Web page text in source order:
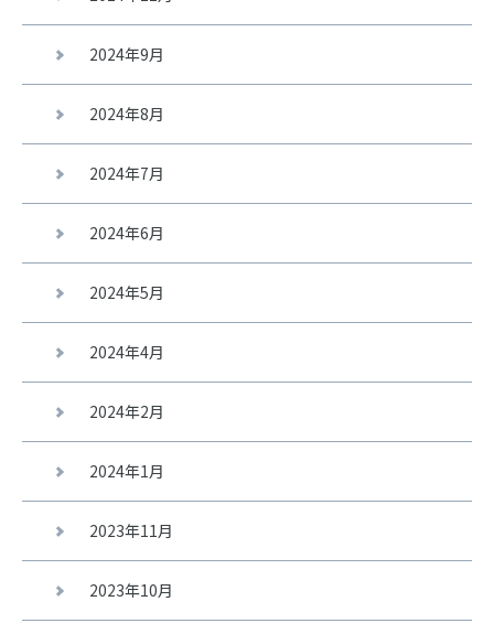
2024年9月
2024年8月
2024年7月
2024年6月
2024年5月
2024年4月
2024年2月
2024年1月
2023年11月
2023年10月